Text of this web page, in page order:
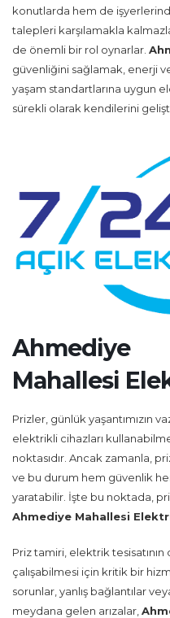
konutlarda hem de
talepleri karşılamakla
de önemli bir rol oynarlar.
güvenliğini sağlamak, enerji
yaşam standartlarına uygun
sürekli olarak kendilerini
Ahmediye
Mahallesi
Prizler, günlük yaşantımızın
elektrikli cihazları
noktasıdır. Ancak zamanla,
ve bu durum hem güvenlik
yaratabilir. İşte bu noktada,
Ahmediye Mahallesi
Priz tamiri, elektrik
çalışabilmesi için kritik bir
sorunlar, yanlış bağlantılar
meydana gelen arızalar,